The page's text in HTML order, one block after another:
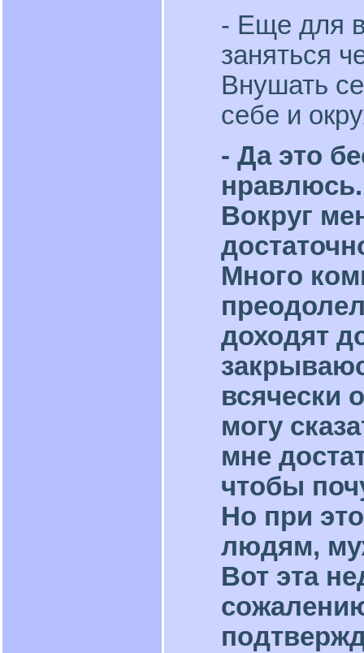
- Еще для
заняться
Внушать
себе и
- Да это
Вокруг
Много
доходят
всячески
могу
мне
чтобы
Но при
людям,
Вот эта